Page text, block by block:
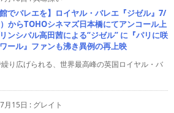
館でバレエを】ロイヤル・バレエ『ジゼル』7/
からTOHOシネマズ日本橋にてアンコール上
ンシパル高田茜による“ジゼル” に『パリに咲
ール』ファンも沸き異例の再上映
り広げられる、世界最高峰の英国ロイヤル・バ
月15日 : グレイト